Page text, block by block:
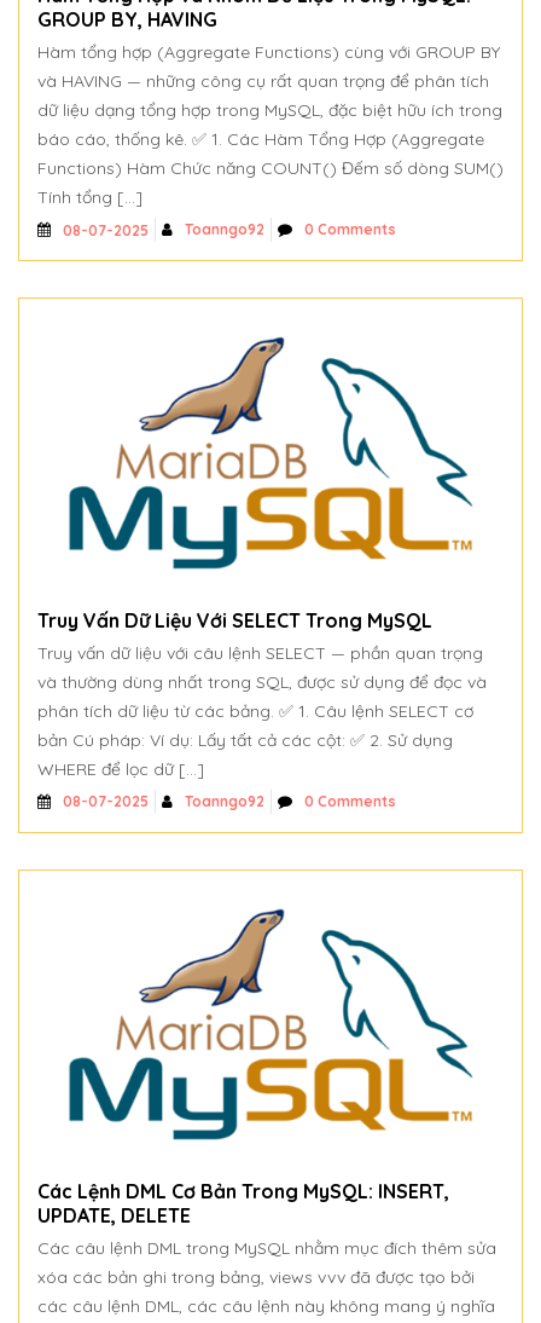
GROUP BY, HAVING
Hàm tổng hợp (Aggregate Functions) cùng với GROUP BY
và HAVING — những công cụ rất quan trọng để phân tích
dữ liệu dạng tổng hợp trong MySQL, đặc biệt hữu ích trong
báo cáo, thống kê. ✅ 1. Các Hàm Tổng Hợp (Aggregate
Functions) Hàm Chức năng COUNT() Đếm số dòng SUM()
Tính tổng […]
08-07-2025 Toanngo92 0 Comments
Truy Vấn Dữ Liệu Với SELECT Trong MySQL
Truy vấn dữ liệu với câu lệnh SELECT — phần quan trọng
và thường dùng nhất trong SQL, được sử dụng để đọc và
phân tích dữ liệu từ các bảng. ✅ 1. Câu lệnh SELECT cơ
bản Cú pháp: Ví dụ: Lấy tất cả các cột: ✅ 2. Sử dụng
WHERE để lọc dữ […]
08-07-2025 Toanngo92 0 Comments
Các Lệnh DML Cơ Bản Trong MySQL: INSERT,
UPDATE, DELETE
Các câu lệnh DML trong MySQL nhằm mục đích thêm sửa
xóa các bản ghi trong bảng, views vvv đã được tạo bởi
các câu lệnh DML, các câu lệnh này không mang ý nghĩa